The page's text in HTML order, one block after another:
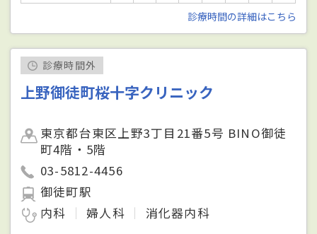
診療時間の詳細はこちら
診療時間外
上野御徒町桜十字クリニック
東京都台東区上野3丁目21番5号 BINO御徒
町4階・5階
03-5812-4456
御徒町駅
内科
婦人科 消化器内科